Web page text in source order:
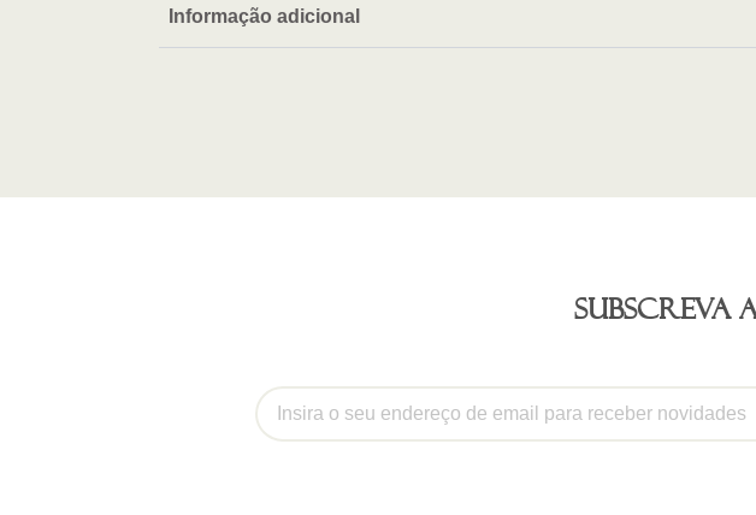
Informação adicional
Subscreva